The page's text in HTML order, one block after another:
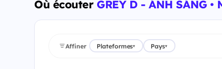
Où écouter GREY D - ÁNH SÁNG •
Affiner Plateformes▾ Pays▾